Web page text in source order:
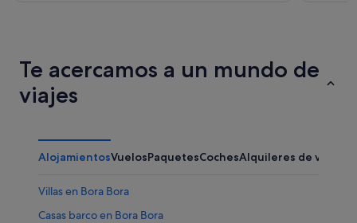
Te acercamos a un mundo de
viajes
AlojamientosVuelosPaquetesCochesAlquileres de
Villas en Bora Bora
Casas barco en Bora Bora